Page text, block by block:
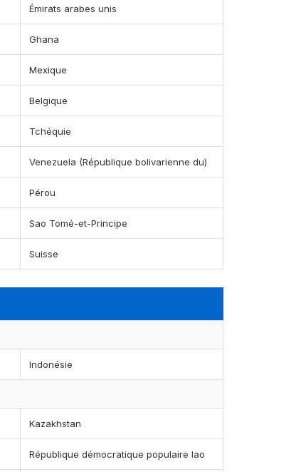
Émirats arabes unis
Ghana
Mexique
Belgique
Tchéquie
Venezuela (République bolivarienne du)
Pérou
Sao Tomé-et-Principe
Suisse
Indonésie
Kazakhstan
République démocratique populaire lao